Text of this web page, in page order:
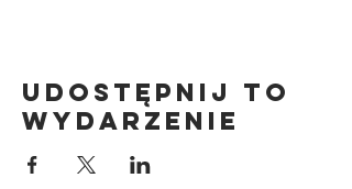
Udostępnij to
wydarzenie